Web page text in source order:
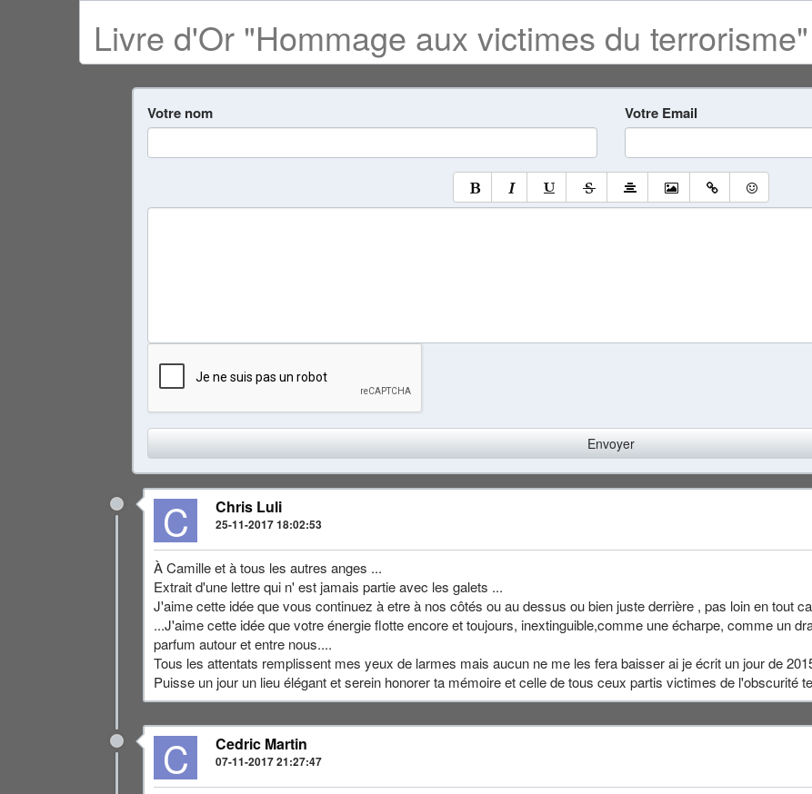
Livre d'Or "Hommage aux victimes du terrorisme"
Votre nom Votre Email
C Chris Luli
25-11-2017 18:02:53
À Camille et à tous les autres anges ...
Extrait d'une lettre qui n' est jamais partie avec les galets ...
J'aime cette idée que vous continuez à etre à nos côtés ou au dessus ou bien juste derrière , pas loin en tout
...J'aime cette idée que votre énergie flotte encore et toujours, inextinguible,comme une écharpe, comme un
parfum autour et entre nous....
Tous les attentats remplissent mes yeux de larmes mais aucun ne me les fera baisser ai je écrit un jour de
Puisse un jour un lieu élégant et serein honorer ta mémoire et celle de tous ceux partis victimes de l'obscurité
C Cedric Martin
07-11-2017 21:27:47